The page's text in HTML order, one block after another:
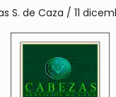
S. de Caza / 11